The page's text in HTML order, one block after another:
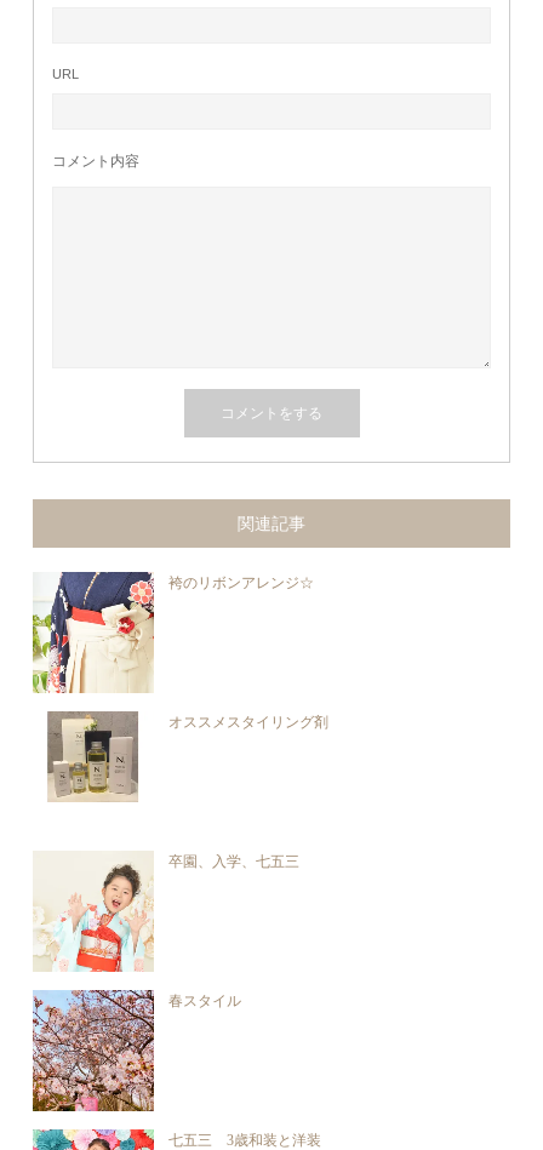
URL
コメント内容
関連記事
袴のリボンアレンジ☆
オススメスタイリング剤
卒園、入学、七五三
春スタイル
七五三 3歳和装と洋装